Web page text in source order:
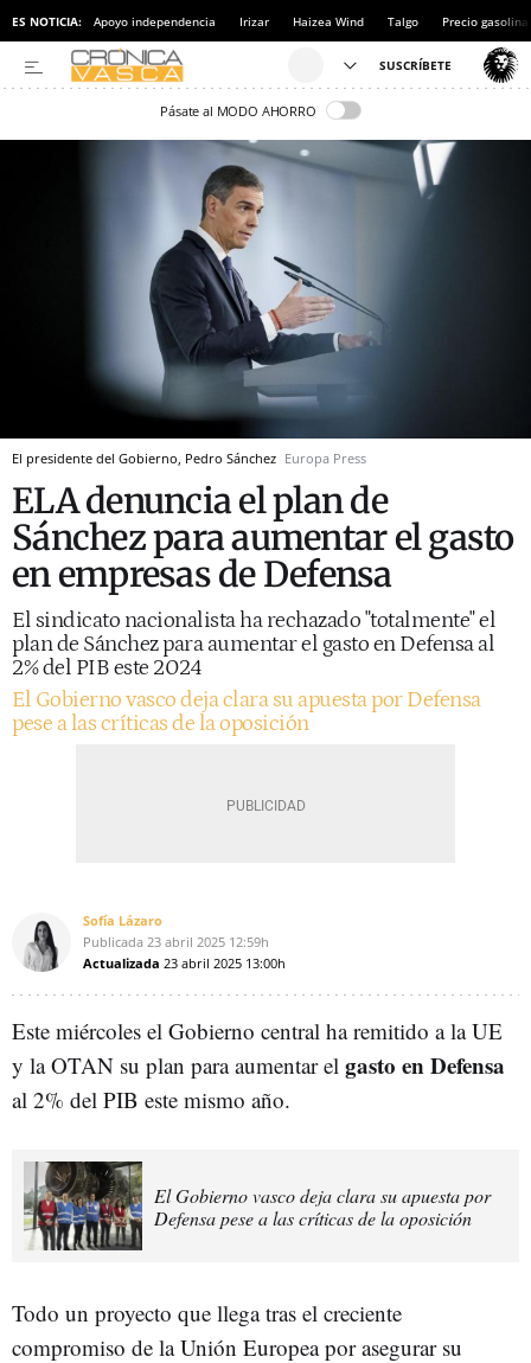
ES NOTICIA: Apoyo independencia Irizar Haizea Wind Talgo Precio gasolina
Pásate al MODO AHORRO
El presidente del Gobierno, Pedro Sánchez Europa Press
ELA denuncia el plan de
Sánchez para aumentar el gasto
en empresas de Defensa
El sindicato nacionalista ha rechazado "totalmente" el
plan de Sánchez para aumentar el gasto en Defensa al
2% del PIB este 2024
El Gobierno vasco deja clara su apuesta por Defensa
pese a las críticas de la oposición
Sofía Lázaro
Publicada 23 abril 2025 12:59h
Actualizada 23 abril 2025 13:00h
Este miércoles el Gobierno central ha remitido a la UE
y la OTAN su plan para aumentar el gasto en Defensa
al 2% del PIB este mismo año.
El Gobierno vasco deja clara su apuesta por
Defensa pese a las críticas de la oposición
Todo un proyecto que llega tras el creciente
compromiso de la Unión Europea por asegurar su